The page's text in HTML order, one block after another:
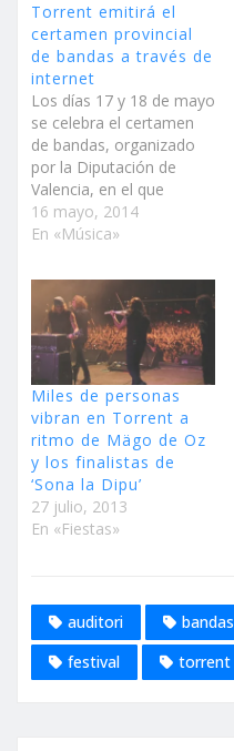
Torrent emitirá el
certamen provincial
de bandas a través de
internet
Los días 17 y 18 de mayo
se celebra el certamen
de bandas, organizado
por la Diputación de
Valencia, en el que
participa la Banda
Sinfónica del Círculo
Sección Especial A partir
de mañana a las 10
horas, a través de
www.torrent.es y redes
sociales del…
16 mayo, 2014
En «Música»
Miles de personas
vibran en Torrent a
ritmo de Mägo de Oz
y los finalistas de
‘Sona la Dipu’
27 julio, 2013
En «Fiestas»
auditori bandas
festival
torrent